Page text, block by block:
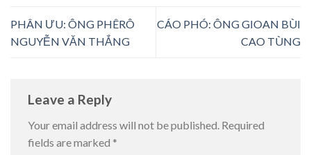
PHÂN ƯU: ÔNG PHÊRÔ
NGUYỄN VĂN THẮNG
CÁO PHÓ: ÔNG GIOAN BÙI
CAO TÙNG
Leave a Reply
Your email address will not be published. Required
fields are marked *